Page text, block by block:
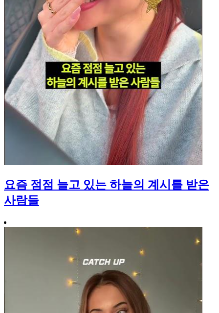
요즘 점점 늘고 있는 하늘의 계시를 받은
사람들